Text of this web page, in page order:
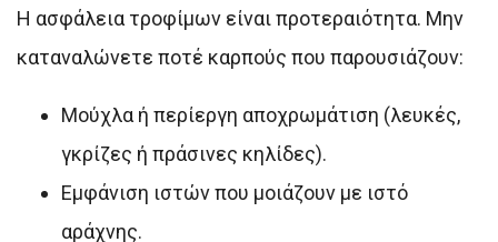
Η ασφάλεια τροφίμων είναι προτεραιότητα. Μην
καταναλώνετε ποτέ καρπούς που παρουσιάζουν:
Μούχλα ή περίεργη αποχρωμάτιση (λευκές,
γκρίζες ή πράσινες κηλίδες).
Εμφάνιση ιστών που μοιάζουν με ιστό
αράχνης.